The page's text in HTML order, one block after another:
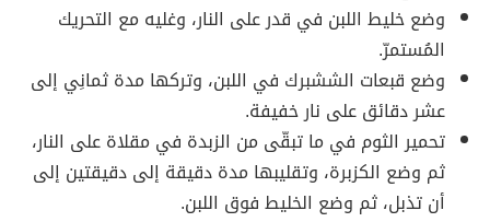
وضع خليط اللبن في قدر على النار، وغليه مع التحريك
المُستمرّ.
وضع قبعات الششبرك في اللبن، وتركها مدة ثمانِي إلى
عشر دقائق على نار خفيفة.
تحمير الثوم في ما تبقّى من الزبدة في مقلاة على النار،
ثم وضع الكزبرة، وتقليبها مدة دقيقة إلى دقيقتين إلى
أن تذبل، ثم وضع الخليط فوق اللبن.